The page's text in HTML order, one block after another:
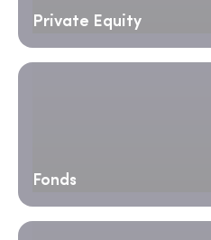
Private Equity
Fonds